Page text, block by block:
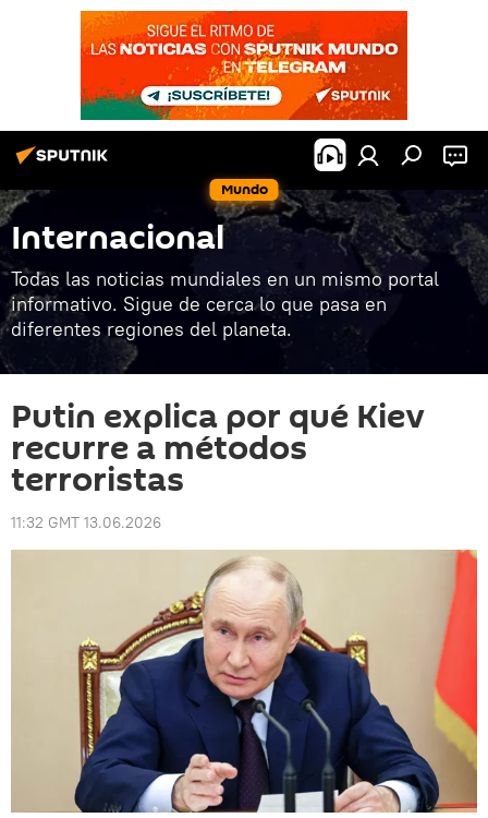
Mundo
Internacional
Todas las noticias mundiales en un mismo portal
informativo. Sigue de cerca lo que pasa en
diferentes regiones del planeta.
Putin explica por qué Kiev
recurre a métodos
terroristas
11:32 GMT 13.06.2026